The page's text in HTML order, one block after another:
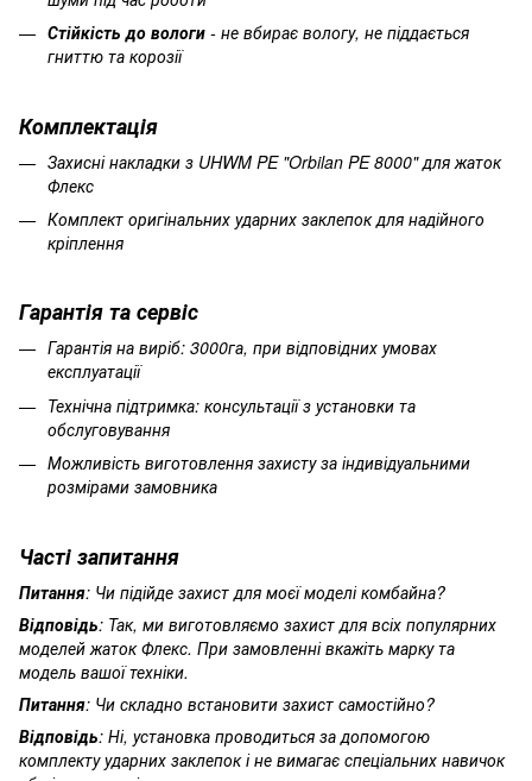
Стійкість до вологи - не вбирає вологу, не піддається
гниттю та корозії
Комплектація
Захисні накладки з UHWM PE "Orbilan PE 8000" для жаток
Флекс
Комплект оригінальних ударних заклепок для надійного
кріплення
Гарантія та сервіс
Гарантія на виріб: 3000га, при відповідних умовах
експлуатації
Технічна підтримка: консультації з установки та
обслуговування
Можливість виготовлення захисту за індивідуальними
розмірами замовника
Часті запитання
Питання: Чи підійде захист для моєї моделі комбайна?
Відповідь: Так, ми виготовляємо захист для всіх популярних
моделей жаток Флекс. При замовленні вкажіть марку та
модель вашої техніки.
Питання: Чи складно встановити захист самостійно?
Відповідь: Ні, установка проводиться за допомогою
комплекту ударних заклепок і не вимагає спеціальних навичок